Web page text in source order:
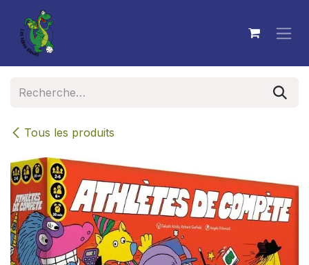
Se rendre au contenu
Tous les produits